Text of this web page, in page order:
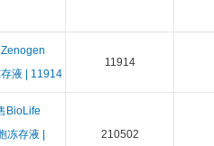
液 | 11914
11914
BioLife
存液 |
210502